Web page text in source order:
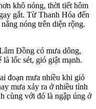
khô nóng, thời tiết hôm
gắt. Từ Thanh Hóa đến
nóng trên diện rộng.
Đồng có mưa dông,
lốc sét, gió giật mạnh.
đoạn mưa nhiều khi gió
mưa xảy ra ở nhiều tỉnh
cùng với đó là ngập úng ở